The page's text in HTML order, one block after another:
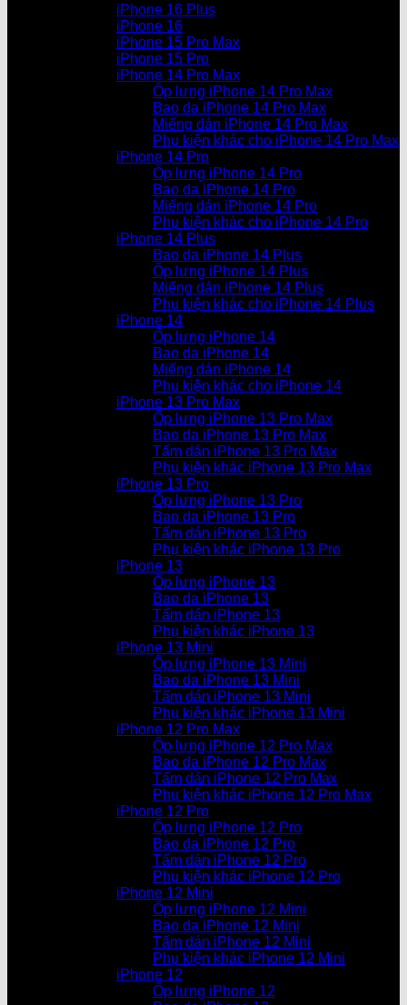
iPhone 16 Plus
iPhone 16
iPhone 15 Pro Max
iPhone 15 Pro
iPhone 14 Pro Max
Ốp lưng iPhone 14 Pro Max
Bao da iPhone 14 Pro Max
Miếng dán iPhone 14 Pro Max
Phụ kiện khác cho iPhone 14 Pro Max
iPhone 14 Pro
Ốp lưng iPhone 14 Pro
Bao da iPhone 14 Pro
Miếng dán iPhone 14 Pro
Phụ kiện khác cho iPhone 14 Pro
iPhone 14 Plus
Bao da iPhone 14 Plus
Ốp lưng iPhone 14 Plus
Miếng dán iPhone 14 Plus
Phụ kiện khác cho iPhone 14 Plus
iPhone 14
Ốp lưng iPhone 14
Bao da iPhone 14
Miếng dán iPhone 14
Phụ kiện khác cho iPhone 14
iPhone 13 Pro Max
Ốp lưng iPhone 13 Pro Max
Bao da iPhone 13 Pro Max
Tấm dán iPhone 13 Pro Max
Phụ kiện khác iPhone 13 Pro Max
iPhone 13 Pro
Ốp lưng iPhone 13 Pro
Bao da iPhone 13 Pro
Tấm dán iPhone 13 Pro
Phụ kiện khác iPhone 13 Pro
iPhone 13
Ốp lưng iPhone 13
Bao da iPhone 13
Tấm dán iPhone 13
Phụ kiện khác iPhone 13
iPhone 13 Mini
Ốp lưng iPhone 13 Mini
Bao da iPhone 13 Mini
Tấm dán iPhone 13 Mini
Phụ kiện khác iPhone 13 Mini
iPhone 12 Pro Max
Ốp lưng iPhone 12 Pro Max
Bao da iPhone 12 Pro Max
Tấm dán iPhone 12 Pro Max
Phụ kiện khác iPhone 12 Pro Max
iPhone 12 Pro
Ốp lưng iPhone 12 Pro
Bao da iPhone 12 Pro
Tấm dán iPhone 12 Pro
Phụ kiện khác iPhone 12 Pro
iPhone 12 Mini
Ốp lưng iPhone 12 Mini
Bao da iPhone 12 Mini
Tấm dán iPhone 12 Mini
Phụ kiện khác iPhone 12 Mini
iPhone 12
Ốp lưng iPhone 12